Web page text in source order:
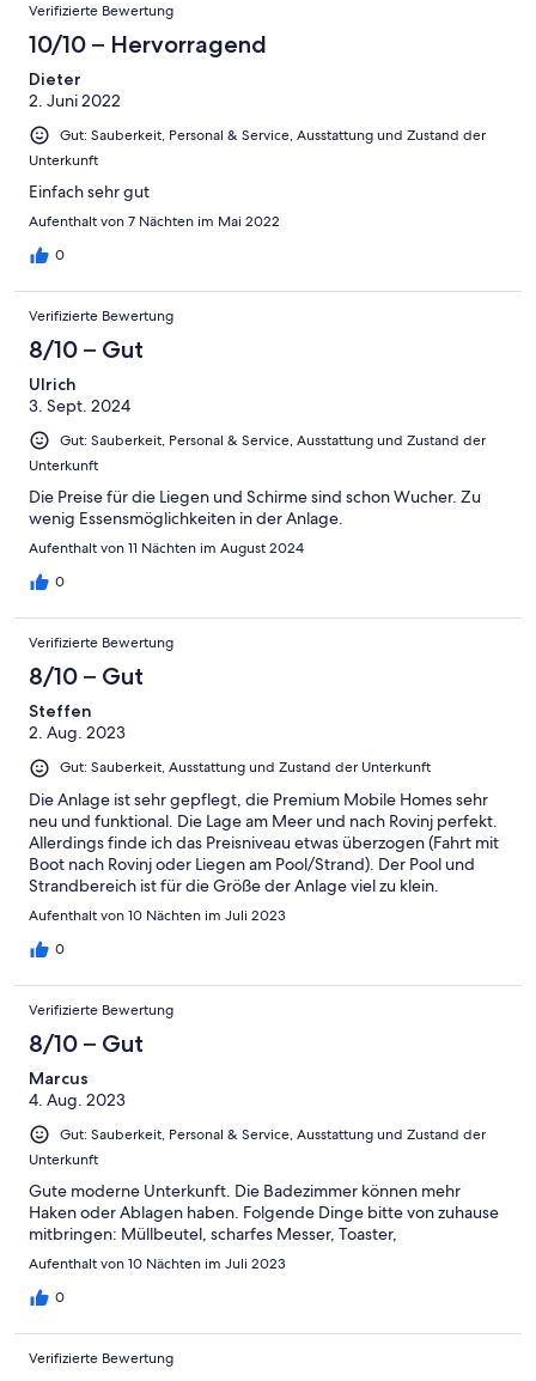
Verifizierte Bewertung
10/10 – Hervorragend
Dieter
2. Juni 2022
Gut: Sauberkeit, Personal & Service, Ausstattung und Zustand der
Unterkunft
Einfach sehr gut
Aufenthalt von 7 Nächten im Mai 2022
0
Verifizierte Bewertung
8/10 – Gut
Ulrich
3. Sept. 2024
Gut: Sauberkeit, Personal & Service, Ausstattung und Zustand der
Unterkunft
Die Preise für die Liegen und Schirme sind schon Wucher. Zu
wenig Essensmöglichkeiten in der Anlage.
Aufenthalt von 11 Nächten im August 2024
0
Verifizierte Bewertung
8/10 – Gut
Steffen
2. Aug. 2023
Gut: Sauberkeit, Ausstattung und Zustand der Unterkunft
Die Anlage ist sehr gepflegt, die Premium Mobile Homes sehr
neu und funktional. Die Lage am Meer und nach Rovinj perfekt.
Allerdings finde ich das Preisniveau etwas überzogen (Fahrt mit
Boot nach Rovinj oder Liegen am Pool/Strand). Der Pool und
Strandbereich ist für die Größe der Anlage viel zu klein.
Aufenthalt von 10 Nächten im Juli 2023
0
Verifizierte Bewertung
8/10 – Gut
Marcus
4. Aug. 2023
Gut: Sauberkeit, Personal & Service, Ausstattung und Zustand der
Unterkunft
Gute moderne Unterkunft. Die Badezimmer können mehr
Haken oder Ablagen haben. Folgende Dinge bitte von zuhause
mitbringen: Müllbeutel, scharfes Messer, Toaster,
Aufenthalt von 10 Nächten im Juli 2023
0
Verifizierte Bewertung